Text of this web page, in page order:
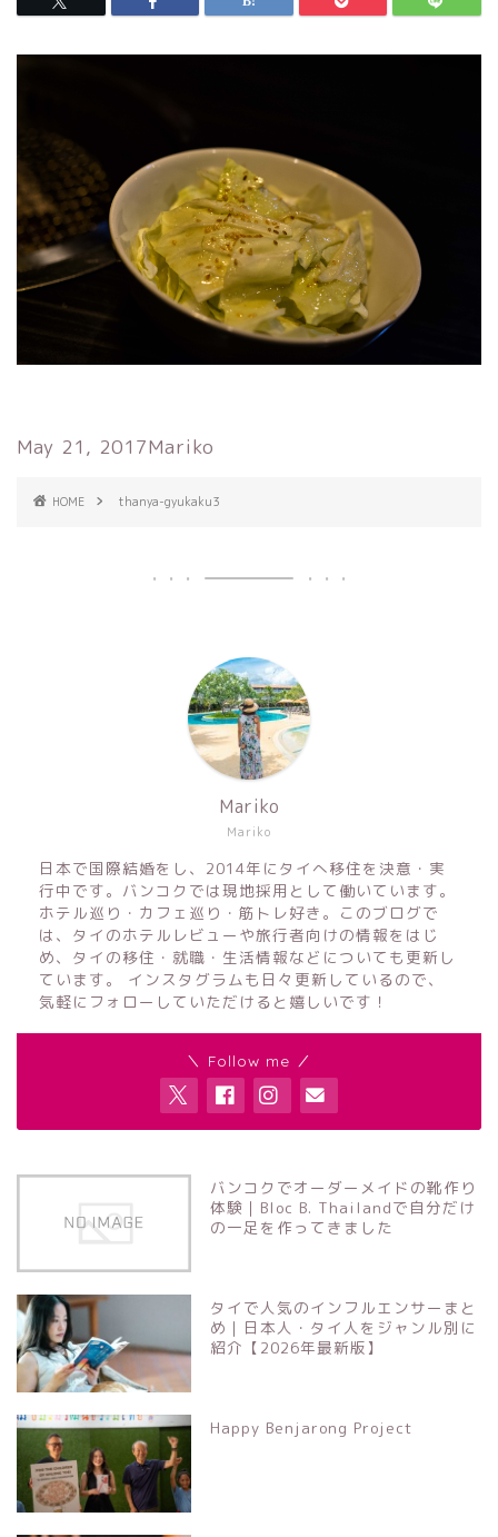
May 21, 2017Mariko
HOME thanya-gyukaku3
Mariko
Mariko
日本で国際結婚をし、2014年にタイへ移住を決意・実
行中です。バンコクでは現地採用として働いています。
ホテル巡り・カフェ巡り・筋トレ好き。このブログで
は、タイのホテルレビューや旅行者向けの情報をはじ
め、タイの移住・就職・生活情報などについても更新し
ています。 インスタグラムも日々更新しているので、
気軽にフォローしていただけると嬉しいです！
＼ Follow me ／
バンコクでオーダーメイドの靴作り
体験｜Bloc B. Thailandで自分だけ
の一足を作ってきました
タイで人気のインフルエンサーまと
め｜日本人・タイ人をジャンル別に
紹介【2026年最新版】
Happy Benjarong Project